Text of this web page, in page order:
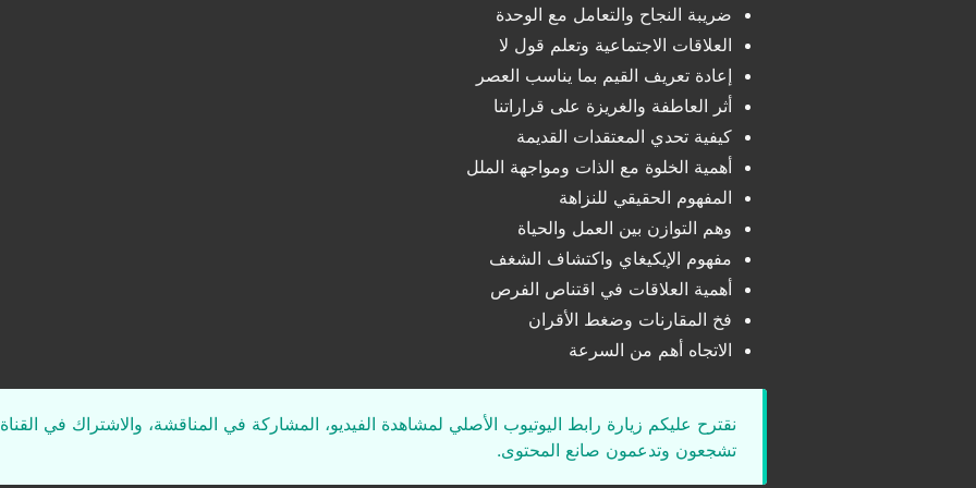
ضريبة النجاح والتعامل مع الوحدة
العلاقات الاجتماعية وتعلم قول لا
إعادة تعريف القيم بما يناسب العصر
أثر العاطفة والغريزة على قراراتنا
كيفية تحدي المعتقدات القديمة
أهمية الخلوة مع الذات ومواجهة الملل
المفهوم الحقيقي للنزاهة
وهم التوازن بين العمل والحياة
مفهوم الإيكيغاي واكتشاف الشغف
أهمية العلاقات في اقتناص الفرص
فخ المقارنات وضغط الأقران
الاتجاه أهم من السرعة
نقترح عليكم زيارة رابط اليوتيوب الأصلي لمشاهدة الفيديو، المشاركة في المناقشة، والاشتراك في
تشجعون وتدعمون صانع المحتوى.